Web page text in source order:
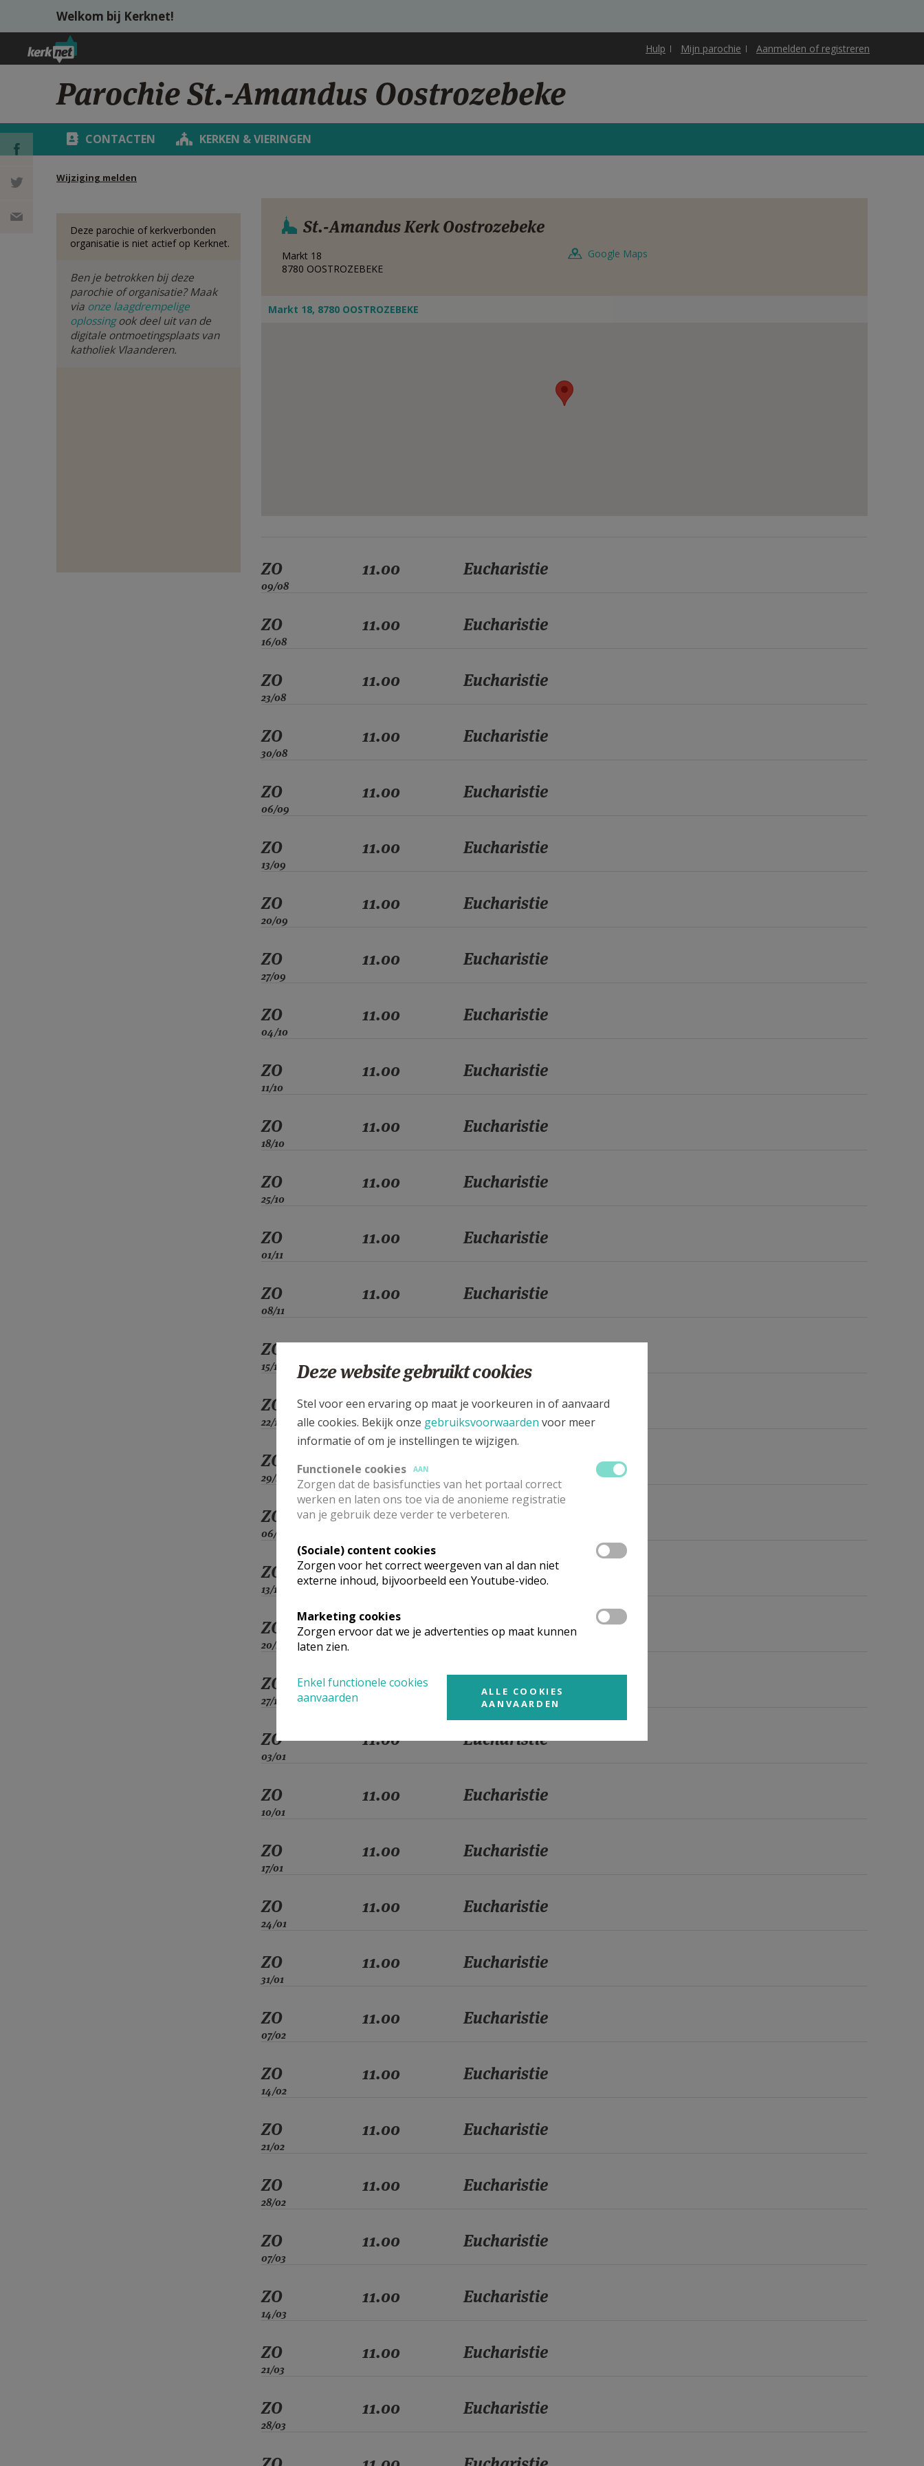
Overslaan en naar de inhoud gaan
Welkom bij Kerknet!
Hulp Mijn parochie Aanmelden of registreren
Parochie St.-Amandus Oostrozebeke
CONTACTEN KERKEN & VIERINGEN
Wijziging melden
DEEL OP
FACEBOOK
DEEL OP
Deze parochie of kerkverbonden
organisatie is niet actief op Kerknet.
Ben je betrokken bij deze
parochie of organisatie? Maak
via onze laagdrempelige
oplossingook deel uit van de
digitale ontmoetingsplaats van
katholiek Vlaanderen.
St.-Amandus Kerk Oostrozebeke
Markt 18
8780 OOSTROZEBEKE
Google Maps
Markt 18, 8780 OOSTROZEBEKE
ZO
09/08
11.00 Eucharistie
ZO
16/08
11.00 Eucharistie
ZO
23/08
11.00 Eucharistie
ZO
30/08
11.00 Eucharistie
ZO
06/09
11.00 Eucharistie
ZO
13/09
11.00 Eucharistie
ZO
20/09
11.00 Eucharistie
ZO
27/09
11.00 Eucharistie
ZO
04/10
11.00 Eucharistie
ZO
11/10
11.00 Eucharistie
ZO
18/10
11.00 Eucharistie
ZO
25/10
11.00 Eucharistie
ZO
01/11
11.00 Eucharistie
ZO
08/11
11.00 Eucharistie
ZO
15/11
11.00 Eucharistie
ZO
22/11
11.00 Eucharistie
ZO
29/11
11.00
ZO
06/12
11.00 Eucharistie
ZO
13/12
11.00 Eucharistie
ZO
20/12
11.00 Eucharistie
ZO
27/12
11.00 Eucharistie
ZO
03/01
11.00 Eucharistie
ZO
10/01
11.00 Eucharistie
ZO
17/01
11.00 Eucharistie
ZO
24/01
11.00 Eucharistie
ZO
31/01
11.00 Eucharistie
ZO
07/02
11.00 Eucharistie
ZO
14/02
11.00 Eucharistie
ZO
21/02
11.00 Eucharistie
ZO
28/02
11.00 Eucharistie
ZO
07/03
11.00 Eucharistie
ZO
14/03
11.00 Eucharistie
ZO
21/03
11.00 Eucharistie
ZO
28/03
11.00 Eucharistie
Deze website gebruikt cookies
Stel voor een ervaring op maat je voorkeuren in of aanvaard
alle cookies. Bekijk onze gebruiksvoorwaarden voor meer
informatie of om je instellingen te wijzigen.
Functionele cookies
AAN
Zorgen dat de basisfuncties van het portaal correct
werken en laten ons toe via de anonieme registratie
van je gebruik deze verder te verbeteren.
(Sociale) content cookies
Zorgen voor het correct weergeven van al dan niet
externe inhoud, bijvoorbeeld een Youtube-video.
Marketing cookies
Zorgen ervoor dat we je advertenties op maat kunnen
laten zien.
Enkel functionele cookies
aanvaarden
ALLE COOKIES
AANVAARDEN